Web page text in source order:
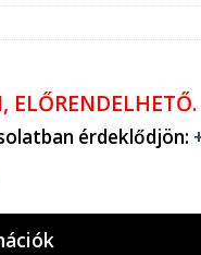
ELŐRENDELHETŐ.
érdeklődjön: